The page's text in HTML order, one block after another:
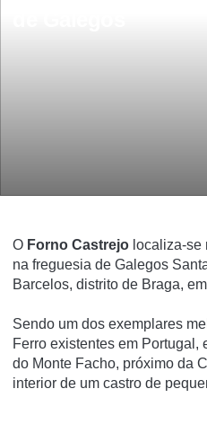
O Forno Castrejo localiza-se
na freguesia de Galegos
Barcelos, distrito de Braga,
Sendo um dos exemplares
Ferro existentes em Portugal,
do Monte Facho, próximo da
interior de um castro de